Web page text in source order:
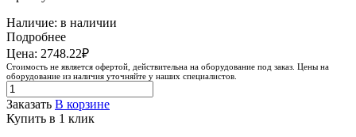
Наличие: в наличии
Подробнее
Цена: 2748.22₽
Стоимость не является офертой, действительна на оборудование под заказ. Цены на
оборудование из наличия уточняйте у наших специалистов.
Заказать В корзине
Купить в 1 клик